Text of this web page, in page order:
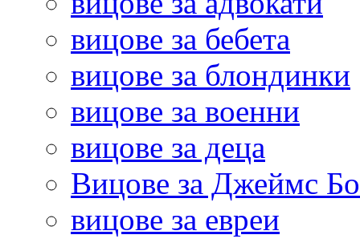
вицове за бебета
вицове за блондинки
вицове за военни
вицове за деца
Вицове за Джеймс
вицове за евреи